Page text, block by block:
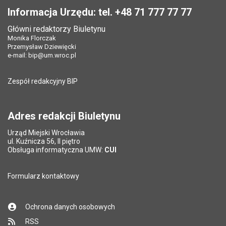
Data opublikowania:
21.10.2025 13:41
Liczba pobrań:
Liczba wyświetleń:
Twój adres e-mail Pole wymagane
Tytuł e-mailaPole wymagane
*
Adres e-mail znajomego
Pytanie antyspamowe
*
Pole wymagane
Informacja Urzędu: tel. +48 71 777 77 77
Główni redaktorzy Biuletynu
Monika Florczak
Przemysław Dziewięcki
e-mail: bip@um.wroc.pl
Zespół redakcyjny BIP
Adres redakcji Biuletynu
Urząd Miejski Wrocławia
ul. Kuźnicza 56, II piętro
Obsługa informatyczna UMW: CUI
Formularz kontaktowy
Ochrona danych osobowych
RSS